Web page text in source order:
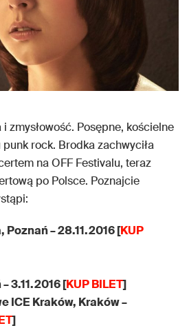
zmysłowość. Posępne, kościelne
rock. Brodka zachwyciła
na OFF Festivalu, teraz
po Polsce. Poznajcie
– 28.11.2016 [KUP
3.11.2016 [KUP BILET]
ICE Kraków, Kraków –
]